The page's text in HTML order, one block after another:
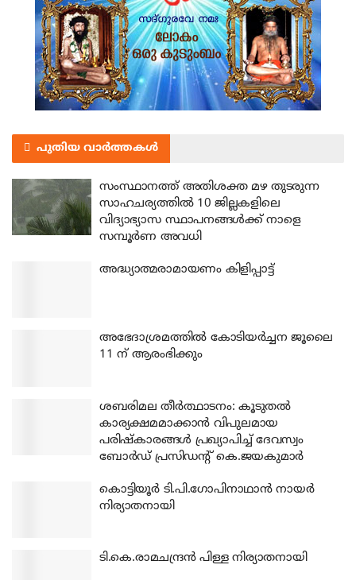
പുതിയ വാർത്തകൾ
സംസ്ഥാനത്ത് അതിശക്ത മഴ തുടരുന്ന
സാഹചര്യത്തിൽ 10 ജില്ലകളിലെ
വിദ്യാഭ്യാസ സ്ഥാപനങ്ങൾക്ക് നാളെ
സമ്പൂർണ അവധി
അദ്ധ്യാത്മരാമായണം കിളിപ്പാട്ട്
അഭേദാശ്രമത്തില്‍ കോടിയര്‍ച്ചന ജൂലൈ
11 ന് ആരംഭിക്കും
ശബരിമല തീര്‍ത്ഥാടനം: കൂടുതല്‍
കാര്യക്ഷമമാക്കാന്‍ വിപുലമായ
പരിഷ്‌കാരങ്ങള്‍ പ്രഖ്യാപിച്ച് ദേവസ്വം
ബോര്‍ഡ് പ്രസിഡന്റ് കെ.ജയകുമാര്‍
കൊട്ടിയൂര്‍ ടി.പി.ഗോപിനാഥാന്‍ നായര്‍
നിര്യാതനായി
ടി.കെ.രാമചന്ദ്രന്‍ പിള്ള നിര്യാതനായി